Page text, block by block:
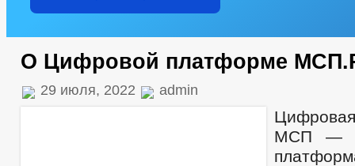
О Цифровой платформе
29 июля, 2022 admin
МСП —